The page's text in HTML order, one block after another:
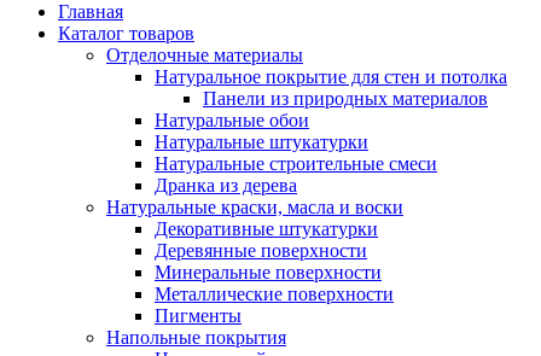
Главная
Каталог товаров
Отделочные материалы
Натуральное покрытие для стен и потолка
Панели из природных материалов
Натуральные обои
Натуральные штукатурки
Натуральные строительные смеси
Дранка из дерева
Натуральные краски, масла и воски
Декоративные штукатурки
Деревянные поверхности
Минеральные поверхности
Металлические поверхности
Пигменты
Напольные покрытия